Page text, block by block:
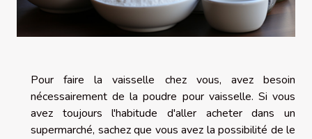
Pour faire la vaisselle chez vous, avez besoin
nécessairement de la poudre pour vaisselle. Si vous
avez toujours l'habitude d'aller acheter dans un
supermarché, sachez que vous avez la possibilité de le